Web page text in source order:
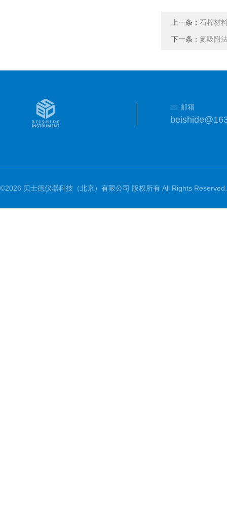
上一条： 石棉材
下一条： 氮吸附
邮箱
©2026 贝士德仪器科技（北京）有限公司 版权所有 All Rights Reserved.